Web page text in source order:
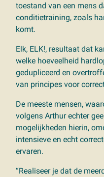
toestand van een mens
conditietraining, zoals
komt.
Elk, ELK!, resultaat dat
welke hoeveelheid
gedupliceerd en
van principes voor
De meeste mensen,
volgens Arthur echter
mogelijkheden hierin,
intensieve en echt
ervaren.
“Realiseer je dat de